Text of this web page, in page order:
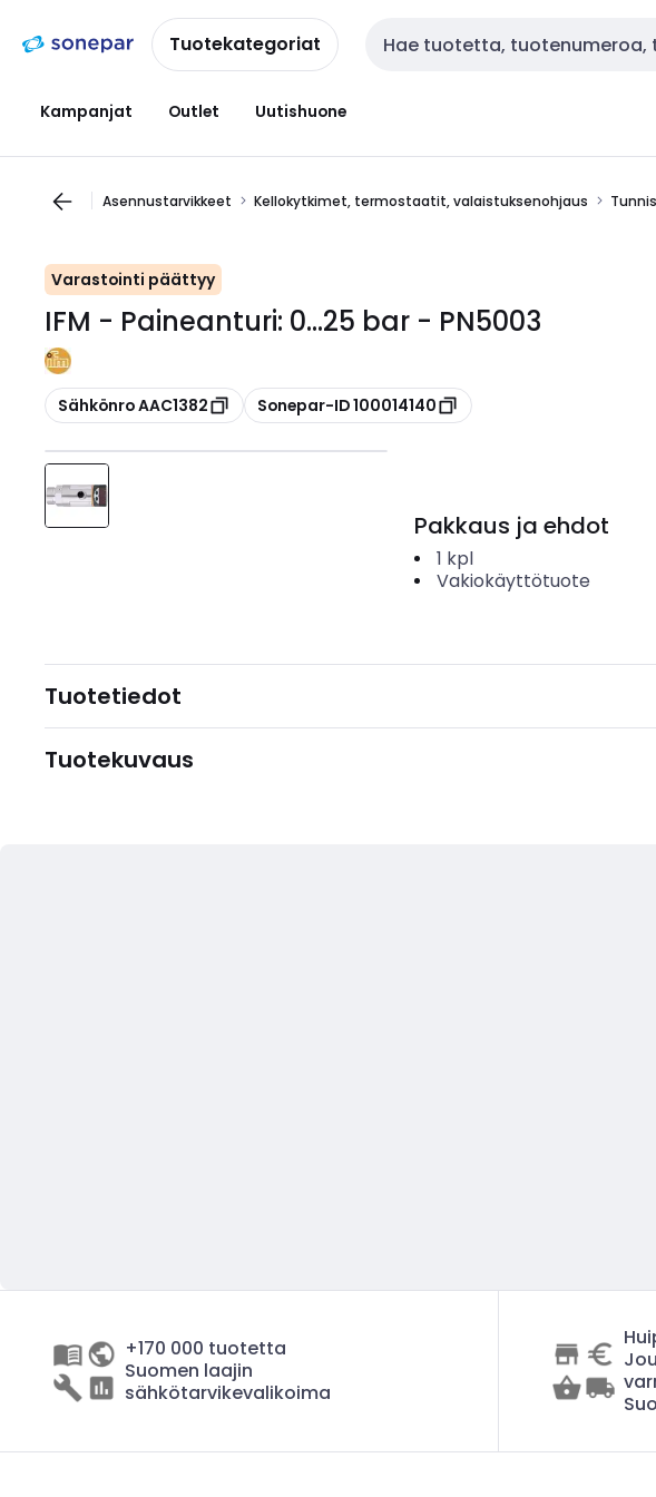
navigointiinsisältöönTuotekategoriat Haku
Kampanjat Outlet Uutishuone
Asennustarvikkeet Kellokytkimet, termostaatit, valaistuksenohjaus
Varastointi päättyy
IFM - Paineanturi: 0...25 bar - PN5003
Kopioi
Sähkönro AAC1382 Kopioi
Sonepar-ID 100014140
Pakkaus ja ehdot
1 kpl
Vakiokäyttötuote
Tuotetiedot
Tuotekuvaus
+170 000 tuotetta
Suomen laajin
sähkötarvikevalikoima